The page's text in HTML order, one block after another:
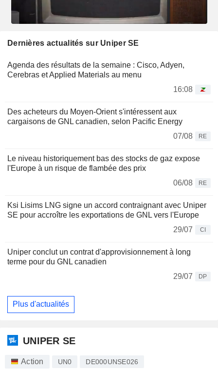
Dernières actualités sur Uniper SE
Agenda des résultats de la semaine : Cisco, Adyen,
Cerebras et Applied Materials au menu
16:08
Des acheteurs du Moyen-Orient s'intéressent aux
cargaisons de GNL canadien, selon Pacific Energy
07/08
RE
Le niveau historiquement bas des stocks de gaz expose
l'Europe à un risque de flambée des prix
06/08
RE
Ksi Lisims LNG signe un accord contraignant avec Uniper
SE pour accroître les exportations de GNL vers l'Europe
29/07
CI
Uniper conclut un contrat d'approvisionnement à long
terme pour du GNL canadien
29/07
DP
Plus d'actualités
UNIPER SE
Action UN0 DE000UNSE026